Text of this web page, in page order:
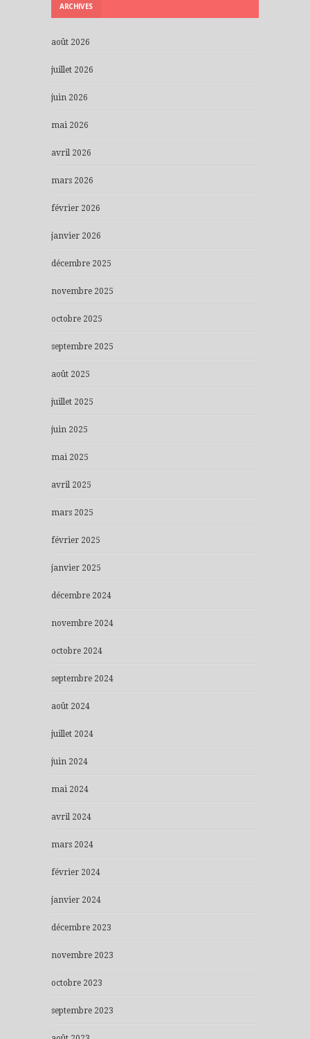
ARCHIVES
août 2026
juillet 2026
juin 2026
mai 2026
avril 2026
mars 2026
février 2026
janvier 2026
décembre 2025
novembre 2025
octobre 2025
septembre 2025
août 2025
juillet 2025
juin 2025
mai 2025
avril 2025
mars 2025
février 2025
janvier 2025
décembre 2024
novembre 2024
octobre 2024
septembre 2024
août 2024
juillet 2024
juin 2024
mai 2024
avril 2024
mars 2024
février 2024
janvier 2024
décembre 2023
novembre 2023
octobre 2023
septembre 2023